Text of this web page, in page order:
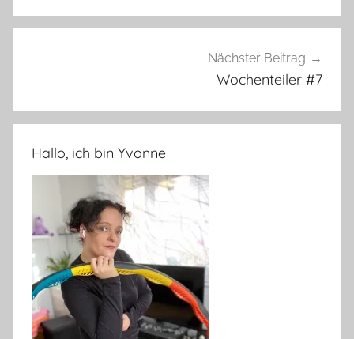
Nächster Beitrag
Wochenteiler #7
Hallo, ich bin Yvonne